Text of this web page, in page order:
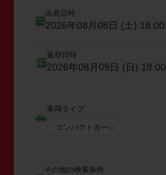
出発日時
2026年08月08日 (土) 18:00
返却日時
2026年08月09日 (日) 18:00
車両タイプ
コンパクトカー
その他の検索条件